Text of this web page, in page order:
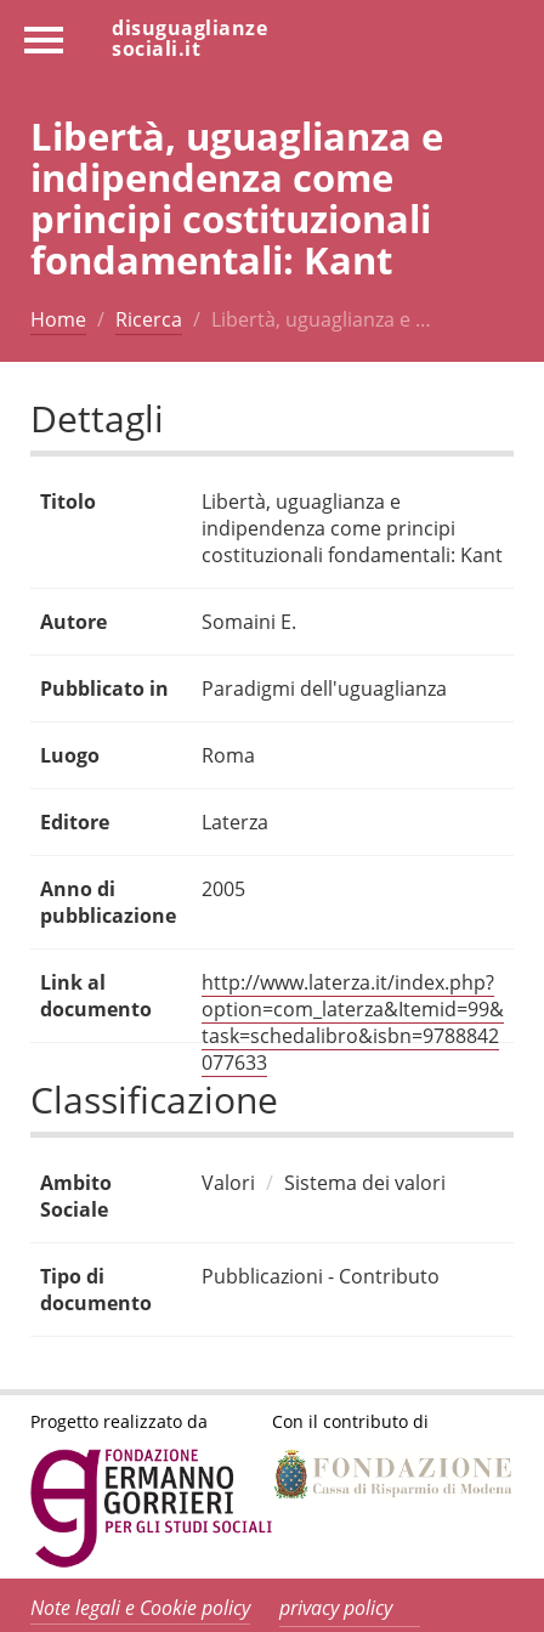
disuguaglianze
sociali.it
Libertà, uguaglianza e
indipendenza come
principi costituzionali
fondamentali: Kant
Home Ricerca Libertà, uguaglianza e …
Dettagli
Titolo
Libertà, uguaglianza e
indipendenza come principi
costituzionali fondamentali: Kant
Autore Somaini E.
Pubblicato in Paradigmi dell'uguaglianza
Luogo Roma
Editore Laterza
Anno di
pubblicazione
2005
Link al
documento
http://www.laterza.it/index.php?
option=com_laterza&Itemid=99&
task=schedalibro&isbn=9788842
077633
Classificazione
Ambito
Sociale
Valori Sistema dei valori
Tipo di
documento
Pubblicazioni - Contributo
Progetto realizzato da Con il contributo di
Note legali e Cookie policy privacy policy